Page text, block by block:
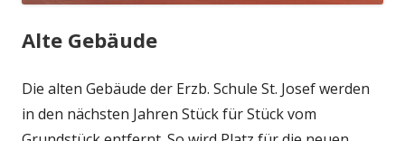
Alte Gebäude
Die alten Gebäude der Erzb. Schule St. Josef werden
in den nächsten Jahren Stück für Stück vom